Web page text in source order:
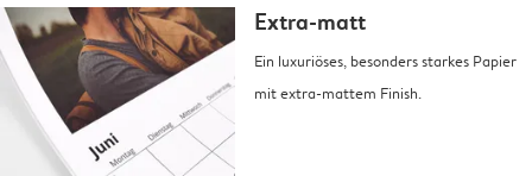
Extra-matt
Ein luxuriöses, besonders starkes Papier
mit extra-mattem Finish.